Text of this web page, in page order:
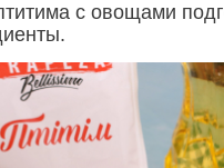
с овощами